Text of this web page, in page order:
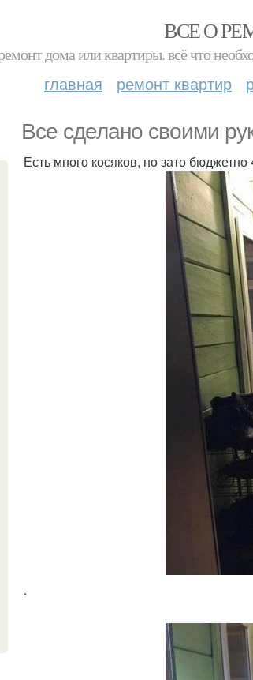
ВСЕ О
дома или квартиры. всё что
главная ремонт квартир
Все сделано своими
Есть много косяков, но зато бюджетно
.